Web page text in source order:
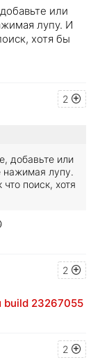
или
лупу. И
хотя бы
2
добавьте или
нажимая лупу.
поиск, хотя
2
build 23267055
2